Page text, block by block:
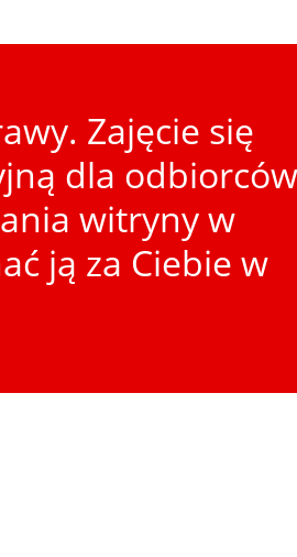
Zajęcie się
dla
witryny w
ją za Ciebie w